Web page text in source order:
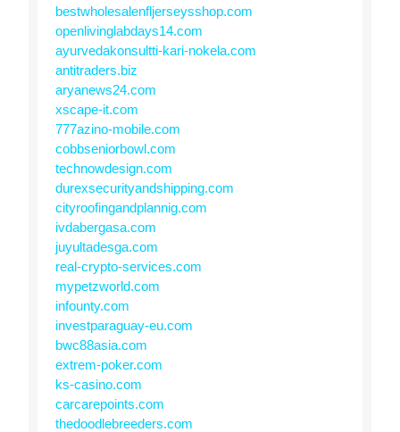
bestwholesalenfljerseysshop.com
openlivinglabdays14.com
ayurvedakonsultti-kari-nokela.com
antitraders.biz
aryanews24.com
xscape-it.com
777azino-mobile.com
cobbseniorbowl.com
technowdesign.com
durexsecurityandshipping.com
cityroofingandplannig.com
ivdabergasa.com
juyultadesga.com
real-crypto-services.com
mypetzworld.com
infounty.com
investparaguay-eu.com
bwc88asia.com
extrem-poker.com
ks-casino.com
carcarepoints.com
thedoodlebreeders.com